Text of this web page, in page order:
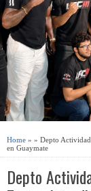
Home » » Depto
en Guaymate
Depto